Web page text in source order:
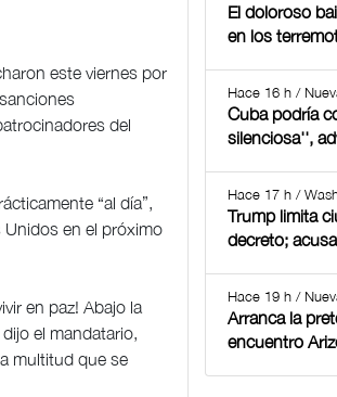
este viernes por
del
“al día”,
Unidos en el próximo
en paz! Abajo la
el mandatario,
multitud que se
El doloroso
en los
Hace 16 h /
Cuba podría
silenciosa'',
Hace 17 h /
Trump limita
decreto;
Hace 19 h /
Arranca la
encuentro